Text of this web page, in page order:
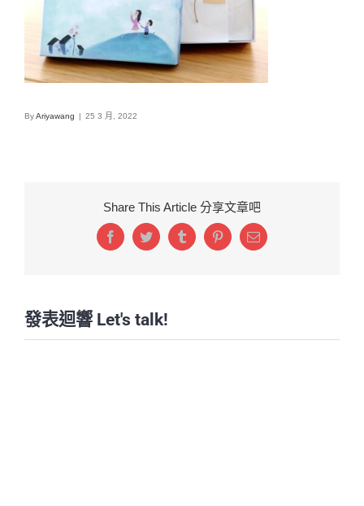
ByAriyawang | 25 3 月, 2022
Share This Article 分享文章吧
FacebookTwitterTumblrPinterestEmail:
發表迴響 Let's talk!